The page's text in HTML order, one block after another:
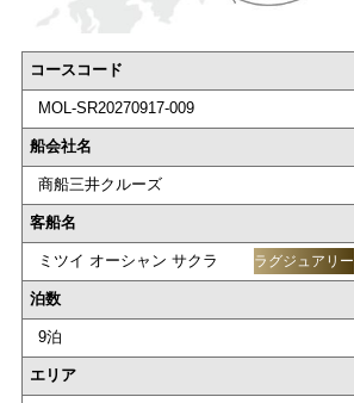
コースコード
MOL-SR20270917-009
船会社名
商船三井クルーズ
客船名
ミツイ オーシャン サクラ ラグジュアリー
泊数
9泊
エリア